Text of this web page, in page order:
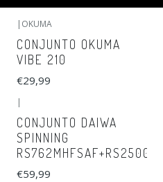
| OKUMA
CONJUNTO OKUMA
VIBE 210
€29,99
|
CONJUNTO DAIWA
SPINNING
RS762MHFSAF+RS2500
€59,99